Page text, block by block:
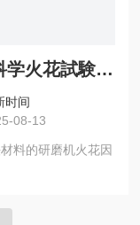
HR30N-81YAMAMOTO山本科学火花試験標準片
时间
08-13
料的研磨机火花因